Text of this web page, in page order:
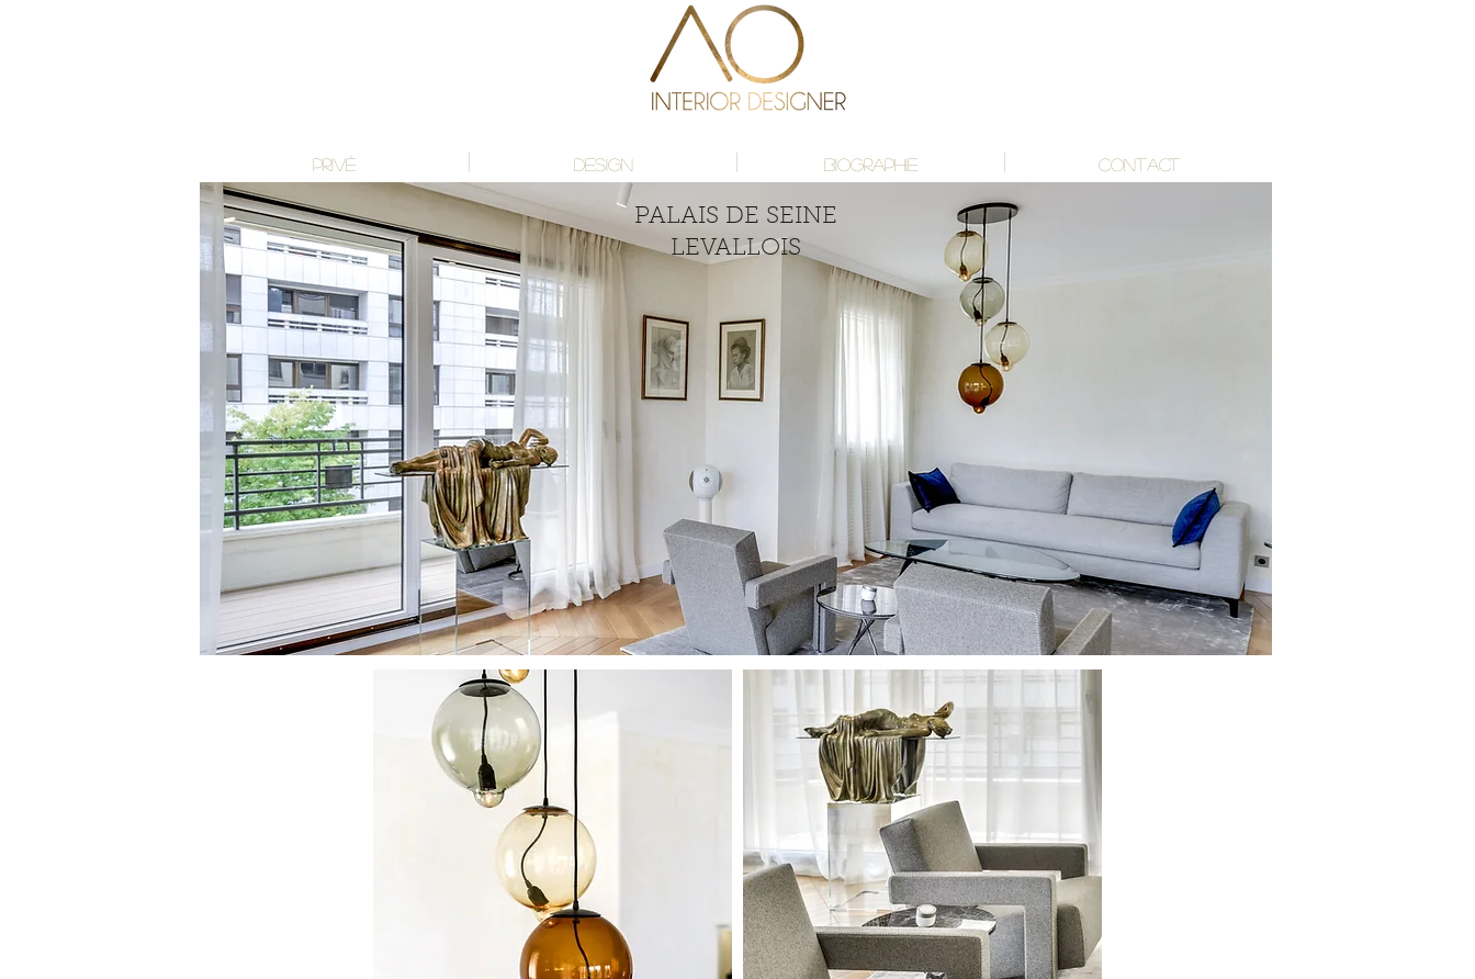
PRIVÉ DESIGN BIOGRAPHIE CONTACT
PALAIS DE SEINE
LEVALLOIS